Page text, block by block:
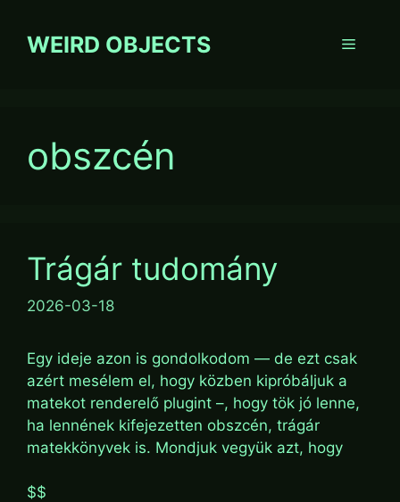
contentWEIRD OBJECTS Menu
obszcén
Trágár tudomány
2026-03-18
Egy ideje azon is gondolkodom — de ezt csak
azért mesélem el, hogy közben kipróbáljuk a
matekot renderelő plugint –, hogy tök jó lenne,
ha lennének kifejezetten obszcén, trágár
matekkönyvek is. Mondjuk vegyük azt, hogy
$$